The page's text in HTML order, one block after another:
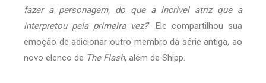
fazer a personagem, do que a incrível atriz que a
interpretou pela primeira vez?" Ele compartilhou sua
emoção de adicionar outro membro da série antiga, ao
novo elenco de The Flash, além de Shipp.